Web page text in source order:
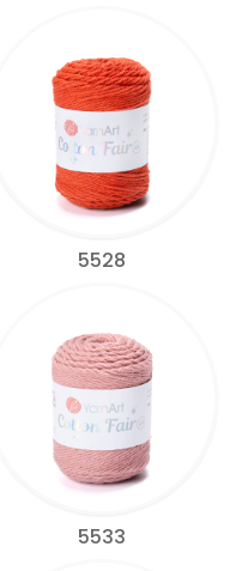
5528
5533